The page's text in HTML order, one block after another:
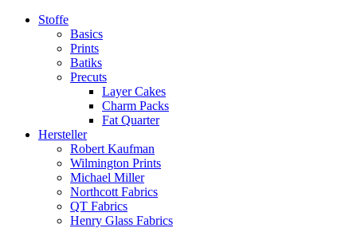
Stoffe
Basics
Prints
Batiks
Precuts
Layer Cakes
Charm Packs
Fat Quarter
Hersteller
Robert Kaufman
Wilmington Prints
Michael Miller
Northcott Fabrics
QT Fabrics
Henry Glass Fabrics